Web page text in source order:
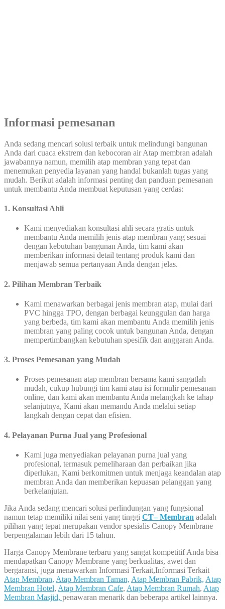
Informasi pemesanan
Anda sedang mencari solusi terbaik untuk melindungi bangunan
Anda dari cuaca ekstrem dan kebocoran air Atap membran adalah
jawabannya namun, memilih atap membran yang tepat dan
menemukan penyedia layanan yang handal bukanlah tugas yang
mudah. Berikut adalah informasi penting dan panduan pemesanan
untuk membantu Anda membuat keputusan yang cerdas:
1. Konsultasi Ahli
Kami menyediakan konsultasi ahli secara gratis untuk
membantu Anda memilih jenis atap membran yang sesuai
dengan kebutuhan bangunan Anda, tim kami akan
memberikan informasi detail tentang produk kami dan
menjawab semua pertanyaan Anda dengan jelas.
2. Pilihan Membran Terbaik
Kami menawarkan berbagai jenis membran atap, mulai dari
PVC hingga TPO, dengan berbagai keunggulan dan harga
yang berbeda, tim kami akan membantu Anda memilih jenis
membran yang paling cocok untuk bangunan Anda, dengan
mempertimbangkan kebutuhan spesifik dan anggaran Anda.
3. Proses Pemesanan yang Mudah
Proses pemesanan atap membran bersama kami sangatlah
mudah, cukup hubungi tim kami atau isi formulir pemesanan
online, dan kami akan membantu Anda melangkah ke tahap
selanjutnya, Kami akan memandu Anda melalui setiap
langkah dengan cepat dan efisien.
4. Pelayanan Purna Jual yang Profesional
Kami juga menyediakan pelayanan purna jual yang
profesional, termasuk pemeliharaan dan perbaikan jika
diperlukan, Kami berkomitmen untuk menjaga keandalan atap
membran Anda dan memberikan kepuasan pelanggan yang
berkelanjutan.
Jika Anda sedang mencari solusi perlindungan yang fungsional
namun tetap memiliki nilai seni yang tinggi CT– Membran adalah
pilihan yang tepat merupakan vendor spesialis Canopy Membrane
berpengalaman lebih dari 15 tahun.
Harga Canopy Membrane terbaru yang sangat kompetitif Anda bisa
mendapatkan Canopy Membrane yang berkualitas, awet dan
bergaransi, juga menawarkan Informasi Terkait,Informasi Terkait
Atap Membran, Atap Membran Taman, Atap Membran Pabrik, Atap
Membran Hotel, Atap Membran Cafe, Atap Membran Rumah, Atap
Membran Masjid, penawaran menarik dan beberapa artikel lainnya.